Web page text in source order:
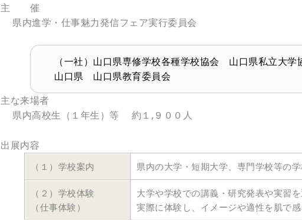
主 催
県内進学・仕事魅力発信フェア実行委員会
（一社）山口県専修学校各種学校協会 山口県私立大
山口県 山口県教育委員会
主な来場者
県内高校生（１年生）等 約１,９００人
出展内容
（１）学校案内 県内の大学・短期大学、専門学校等の
（２）学校体験
（仕事体験）
大学や学校での講義・研究発表や実習
実際に体験し、イメージや適性を肌で感